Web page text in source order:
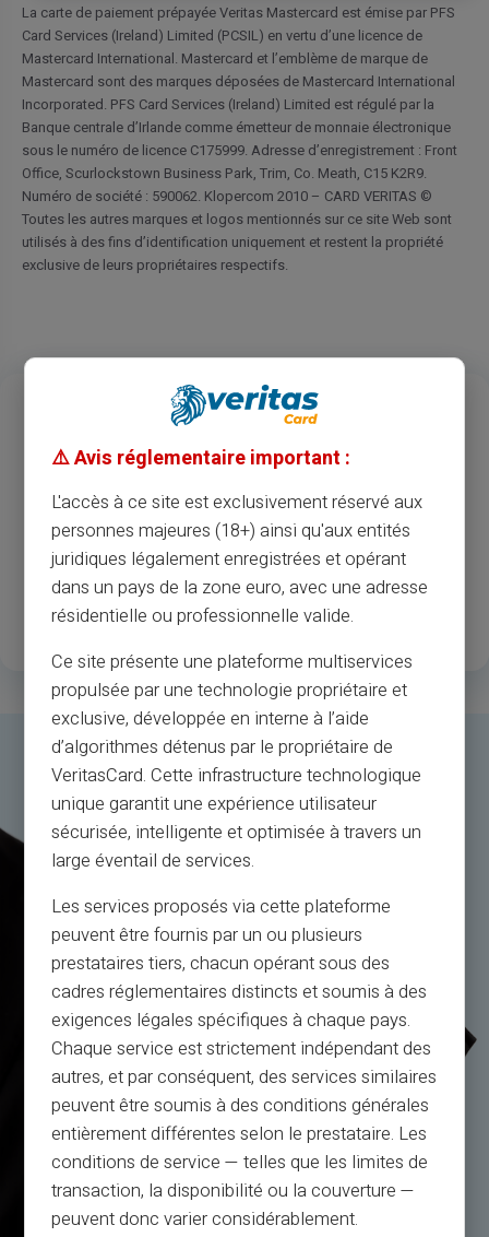
La carte de paiement prépayée Veritas Mastercard est émise par PFS
Card Services (Ireland) Limited (PCSIL) en vertu d’une licence de
Mastercard International. Mastercard et l’emblème de marque de
Mastercard sont des marques déposées de Mastercard International
Incorporated. PFS Card Services (Ireland) Limited est régulé par la
Banque centrale d’Irlande comme émetteur de monnaie électronique
sous le numéro de licence C175999. Adresse d’enregistrement : Front
Office, Scurlockstown Business Park, Trim, Co. Meath, C15 K2R9.
Numéro de société : 590062. Klopercom 2010 – CARD VERITAS ©
Toutes les autres marques et logos mentionnés sur ce site Web sont
utilisés à des fins d’identification uniquement et restent la propriété
exclusive de leurs propriétaires respectifs.
Années d’expérience
commerçants et des
guichets automatiques
1.3M
Clients enregistrés
satisfaits
35
Pays disponibles
⚠️ Avis réglementaire important :
L'accès à ce site est exclusivement réservé aux
personnes majeures (18+) ainsi qu'aux entités
juridiques légalement enregistrées et opérant
dans un pays de la zone euro, avec une adresse
résidentielle ou professionnelle valide.
Ce site présente une plateforme multiservices
propulsée par une technologie propriétaire et
exclusive, développée en interne à l’aide
d’algorithmes détenus par le propriétaire de
VeritasCard. Cette infrastructure technologique
unique garantit une expérience utilisateur
sécurisée, intelligente et optimisée à travers un
large éventail de services.
Les services proposés via cette plateforme
peuvent être fournis par un ou plusieurs
prestataires tiers, chacun opérant sous des
cadres réglementaires distincts et soumis à des
exigences légales spécifiques à chaque pays.
Chaque service est strictement indépendant des
autres, et par conséquent, des services similaires
peuvent être soumis à des conditions générales
entièrement différentes selon le prestataire. Les
conditions de service — telles que les limites de
transaction, la disponibilité ou la couverture —
peuvent donc varier considérablement.